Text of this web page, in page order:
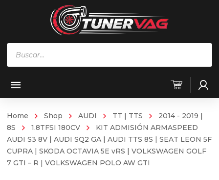
Home Shop AUDI TT | TTS
2014 - 2019 |
8S
1.8TFSI 180CV
KIT ADMISIÓN ARMASPEED
AUDI S3 8V | AUDI SQ2 GA | AUDI TTS 8S | SEAT LEON 5F
CUPRA | SKODA OCTAVIA 5E vRS | VOLKSWAGEN GOLF
7 GTI – R | VOLKSWAGEN POLO AW GTI